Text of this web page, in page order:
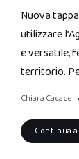
Nuova
utilizzare
e versatile,
territorio.
Chiara Cacace
Continua